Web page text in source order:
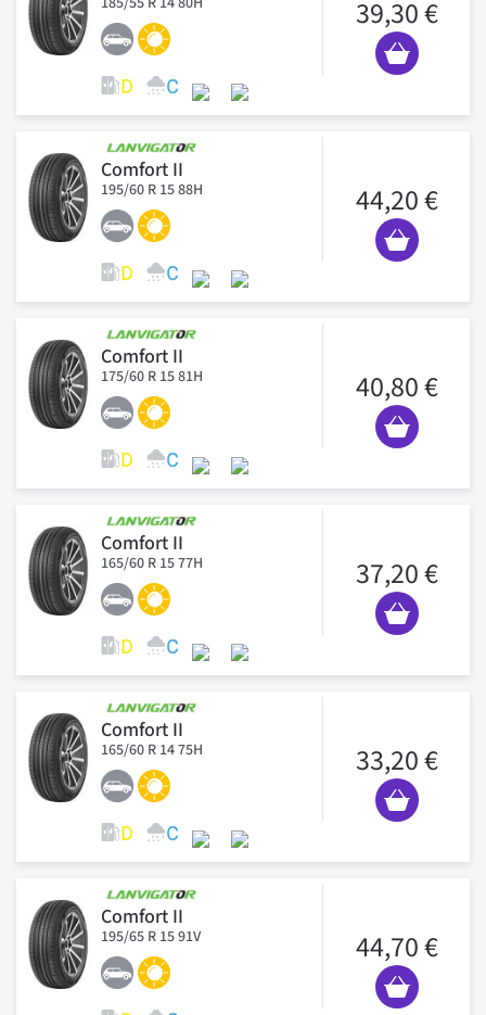
39,30 €
Comfort II
195/60 R 15 88H 44,20 €
Comfort II
175/60 R 15 81H 40,80 €
Comfort II
165/60 R 15 77H 37,20 €
Comfort II
165/60 R 14 75H 33,20 €
Comfort II
195/65 R 15 91V 44,70 €